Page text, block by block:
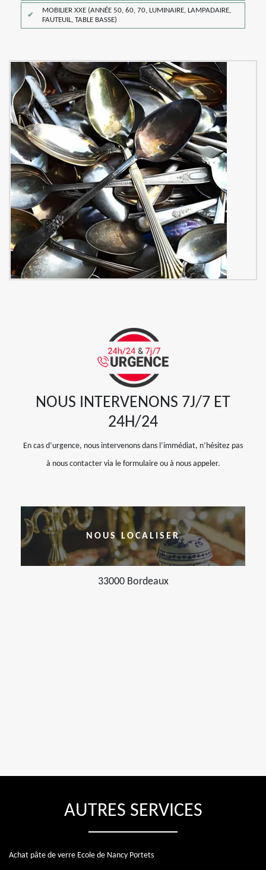
MOBILIER XXE (ANNÉE 50, 60, 70, LUMINAIRE, LAMPADAIRE,
FAUTEUIL, TABLE BASSE)
NOUS INTERVENONS 7J/7 ET
24H/24
En cas d’urgence, nous intervenons dans l’immédiat, n’hésitez pas
à nous contacter via le formulaire ou à nous appeler.
NOUS LOCALISER
33000 Bordeaux
AUTRES SERVICES
Achat pâte de verre Ecole de Nancy Portets